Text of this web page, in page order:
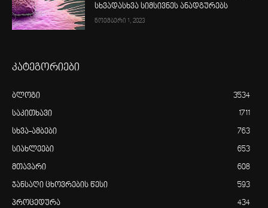
სხვადასხვა სიმსივნეს ანადგურებს
ნოემბერი 1, 2023
კატეგორიები
ბლოგი 3534
საკითხავი 1711
სხვა-ამბები 763
სიახლეები 653
მთავარი 608
ჯანსაღი ცხოვრების წესი 593
პროცედურა 434